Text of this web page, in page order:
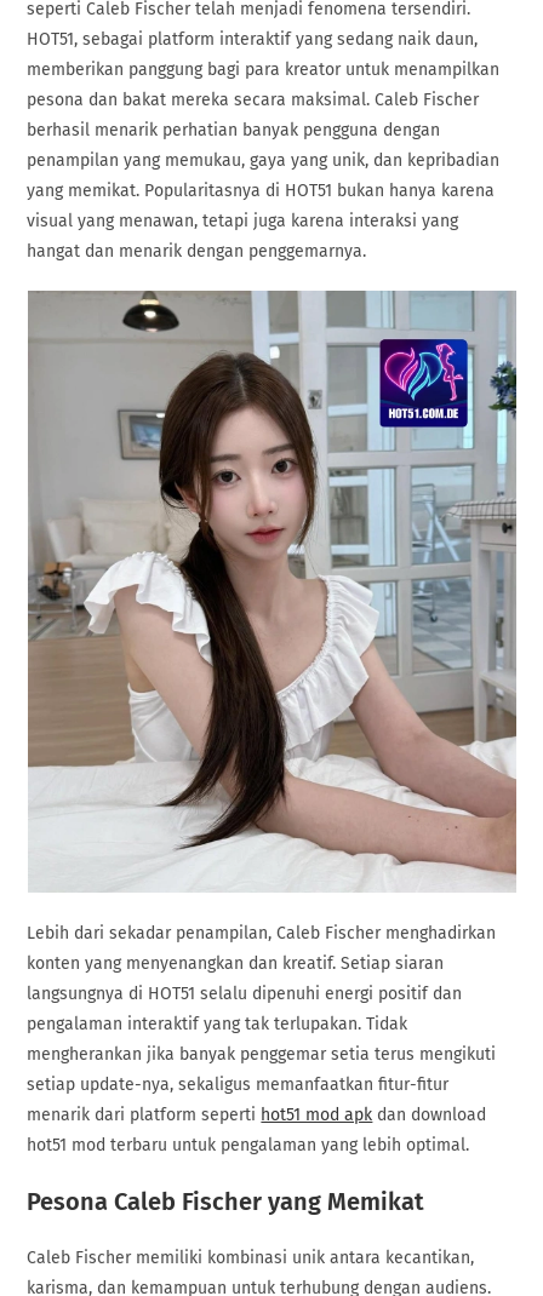
seperti Caleb Fischer telah menjadi fenomena tersendiri.
HOT51, sebagai platform interaktif yang sedang naik daun,
memberikan panggung bagi para kreator untuk menampilkan
pesona dan bakat mereka secara maksimal. Caleb Fischer
berhasil menarik perhatian banyak pengguna dengan
penampilan yang memukau, gaya yang unik, dan kepribadian
yang memikat. Popularitasnya di HOT51 bukan hanya karena
visual yang menawan, tetapi juga karena interaksi yang
hangat dan menarik dengan penggemarnya.
Lebih dari sekadar penampilan, Caleb Fischer menghadirkan
konten yang menyenangkan dan kreatif. Setiap siaran
langsungnya di HOT51 selalu dipenuhi energi positif dan
pengalaman interaktif yang tak terlupakan. Tidak
mengherankan jika banyak penggemar setia terus mengikuti
setiap update-nya, sekaligus memanfaatkan fitur-fitur
menarik dari platform seperti hot51 mod apk dan download
hot51 mod terbaru untuk pengalaman yang lebih optimal.
Pesona Caleb Fischer yang Memikat
Caleb Fischer memiliki kombinasi unik antara kecantikan,
karisma, dan kemampuan untuk terhubung dengan audiens.